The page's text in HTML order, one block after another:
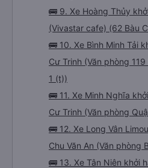
🚌 9. Xe Hoàng Thủy
(Vivastar cafe) (62 Bàu
🚌 10. Xe Bình Minh Tải
Cư Trinh (Văn phòng
1 (t))
🚌 11. Xe Minh Nghĩa
Cư Trinh (Văn phòng
🚌 12. Xe Long Vân
Chu Văn An (Văn phòng
🚌 13. Xe Tân Niên khởi